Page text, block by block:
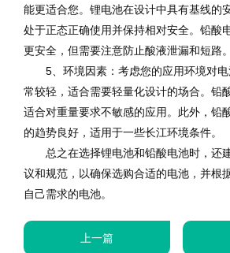
能更适合您。锂电池在设计中具有基线的
处于正态正确使用并保持相对安全。铅酸
更安全，但需要注意防止酸液泄漏和短路。
5、环境因素：考虑您的应用环境对电
常较轻，适合需要轻量化设计的场合。铅
适合对重量要求不敏感的应用。此外，铅
的趋势良好，适用于一些长江环境条件。
总之在选择锂电池和铅酸电池时，还
议和规范，以确保选购合适的电池，并根
自己需求的电池。
上一篇